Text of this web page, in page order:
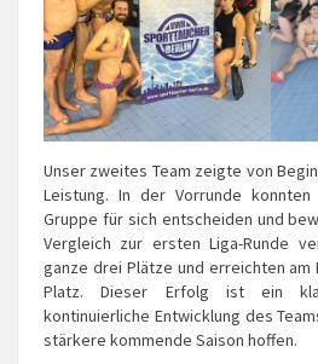
Unser zweites Team zeigte von
Leistung. In der Vorrunde
Gruppe für sich entscheiden und
Vergleich zur ersten Liga-Runde
ganze drei Plätze und erreichten am
Platz. Dieser Erfolg ist ein
kontinuierliche Entwicklung des
stärkere kommende Saison hoffen.